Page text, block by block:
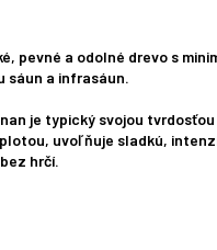
pevné a odolné drevo s
sáun a infrasáun.
je typický svojou
uvoľňuje sladkú,
hrčí.